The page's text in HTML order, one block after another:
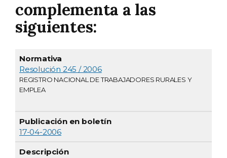
complementa a las
siguientes:
Normativa
en boletín
Resolución 245 / 2006
REGISTRO NACIONAL DE TRABAJADORES RURALES Y
EMPLEA
17-04-2006